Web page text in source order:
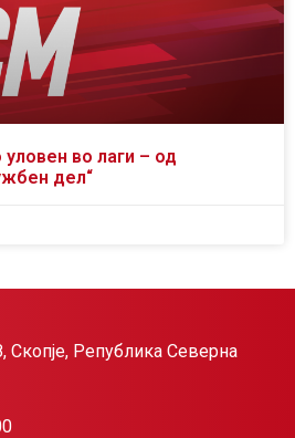
во лаги – од
дел“
Скопје, Република Северна